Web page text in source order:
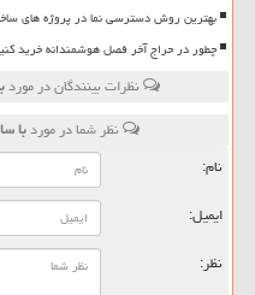
بهترین روش دسترسی نما در پروژه های
چطور در حراج آخر فصل هوشمندانه خرید
نظرات بینندگان در مورد
نظر شما در موردبا
نام:
ایمیل:
نظر: